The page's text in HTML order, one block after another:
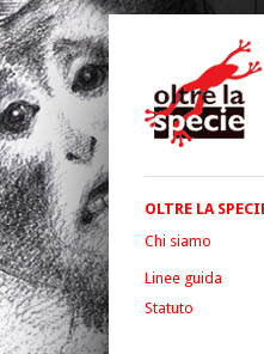
OLTRE LA
Chi siamo
Linee guida
Statuto